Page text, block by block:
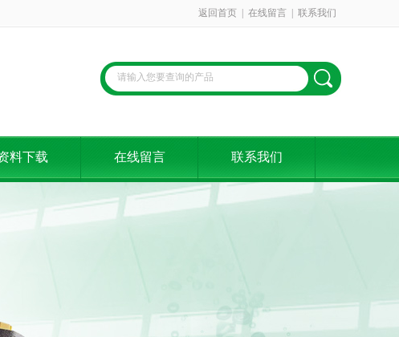
返回首页 在线留言 联系我们
料下载 在线留言 联系我们